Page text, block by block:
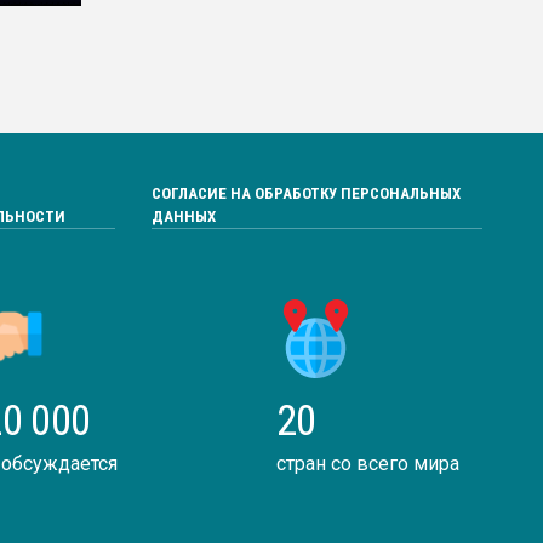
СОГЛАСИЕ НА ОБРАБОТКУ ПЕРСОНАЛЬНЫХ
ДАННЫХ
000 20
стран со всего мира